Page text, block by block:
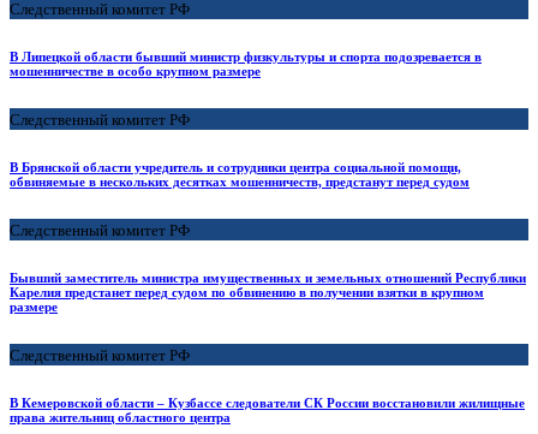
Следственный комитет РФ
В Липецкой области бывший министр физкультуры и спорта подозревается в
мошенничестве в особо крупном размере
Следственный комитет РФ
В Брянской области учредитель и сотрудники центра социальной помощи,
обвиняемые в нескольких десятках мошенничеств, предстанут перед судом
Следственный комитет РФ
Бывший заместитель министра имущественных и земельных отношений Республики
Карелия предстанет перед судом по обвинению в получении взятки в крупном
размере
Следственный комитет РФ
В Кемеровской области – Кузбассе следователи СК России восстановили жилищные
права жительниц областного центра